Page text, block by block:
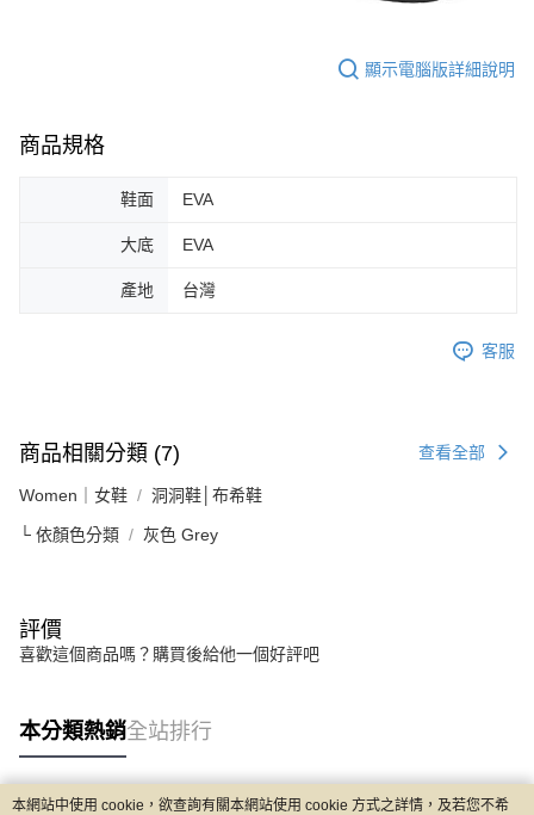
顯示電腦版詳細說明
商品規格
鞋面 EVA
大底 EVA
產地 台灣
客服
商品相關分類 (7) 查看全部
Women｜女鞋 洞洞鞋│布希鞋
└ 依顏色分類 灰色 Grey
評價
喜歡這個商品嗎？購買後給他一個好評吧
本分類熱銷全站排行
本網站中使用 cookie，欲查詢有關本網站使用 cookie 方式之詳情，及若您不希